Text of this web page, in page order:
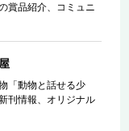
賞品紹介、コミュニ
「動物と話せる少
刊情報、オリジナル